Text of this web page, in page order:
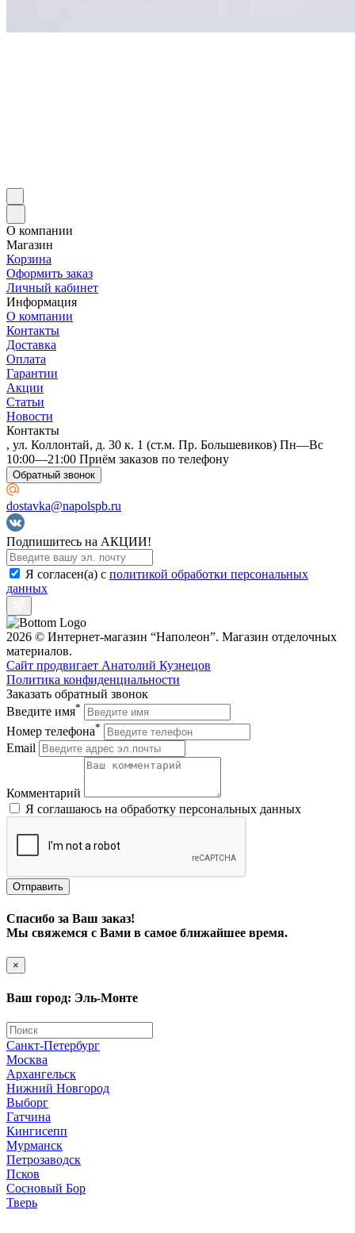
О компании
Магазин
Корзина
Оформить заказ
Личный кабинет
Информация
О компании
Контакты
Доставка
Оплата
Гарантии
Акции
Статьи
Новости
Контакты
, ул. Коллонтай, д. 30 к. 1 (ст.м. Пр. Большевиков) Пн—Вс
10:00—21:00 Приём заказов по телефону
Обратный звонок
dostavka@napolspb.ru
Подпишитесь на АКЦИИ!
Я согласен(a) с политикой обработки персональных
данных
2026 © Интернет-магазин “Наполеон”. Магазин отделочных
материалов.
Сайт продвигает Анатолий Кузнецов
Политика конфиденциальности
Заказать обратный звонок
Введите имя*
Номер телефона*
Email
Комментарий
Я соглашаюсь на обработку персональных данных
Отправить
Спасибо за Ваш заказ!
Мы свяжемся с Вами в самое ближайшее время.
×
Ваш город: Эль-Монте
Санкт-Петербург
Москва
Архангельск
Нижний Новгород
Выборг
Гатчина
Кингисепп
Мурманск
Петрозаводск
Псков
Сосновый Бор
Тверь